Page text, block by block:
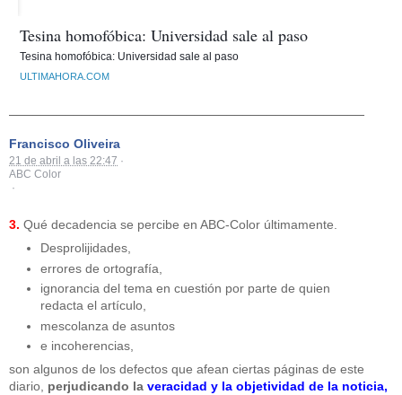
Tesina homofóbica: Universidad sale al paso
Tesina homofóbica: Universidad sale al paso
ULTIMAHORA.COM
Francisco Oliveira
21 de abril a las 22:47 ·
ABC Color
·
3. Qué decadencia se percibe en ABC-Color últimamente.
Desprolijidades,
errores de ortografía,
ignorancia del tema en cuestión por parte de quien
redacta el artículo,
mescolanza de asuntos
e incoherencias,
son algunos de los defectos que afean ciertas páginas de este
diario, perjudicando la veracidad y la objetividad de la noticia,